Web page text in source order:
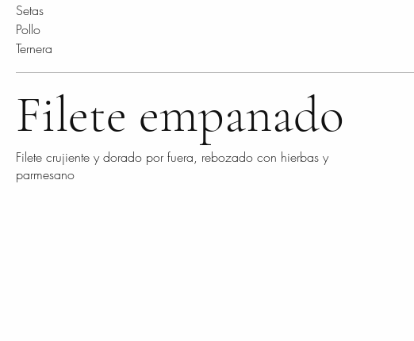
Setas
Pollo
Ternera
Filete empanado
Filete crujiente y dorado por fuera, rebozado con hierbas y
parmesano